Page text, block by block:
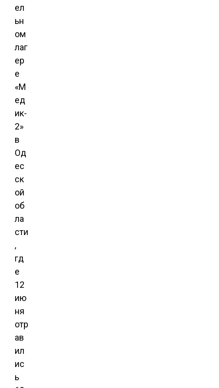
ел
ьн
ом
лаг
ер
е
«М
ед
ик-
2»
в
Од
ес
ск
ой
об
ла
сти
,
гд
е
12
ию
ня
отр
ав
ил
ис
ь